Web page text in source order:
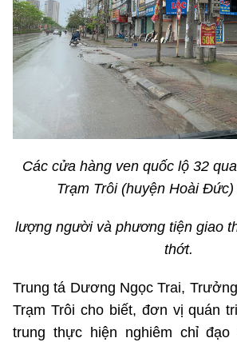
Các cửa hàng ven quốc lộ 32
Trạm Trôi (huyện Hoài
lượng người và phương tiện giao
thớt.
Trung tá Dương Ngọc Trai,
Trạm Trôi cho biết, đơn vị quán
trung thực hiện nghiêm chỉ